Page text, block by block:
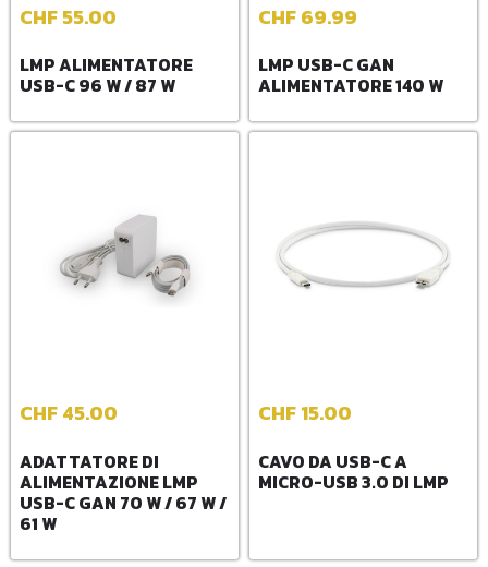
LMP ALIMENTATORE
USB-C 96 W / 87 W
CHF55.00
LMP USB-C GAN
ALIMENTATORE 140 W
CHF69.99
ADATTATORE DI
ALIMENTAZIONE LMP
USB-C GAN 70 W / 67 W /
61 W
CHF45.00
CAVO DA USB-C A
MICRO-USB 3.0 DI LMP
CHF15.00